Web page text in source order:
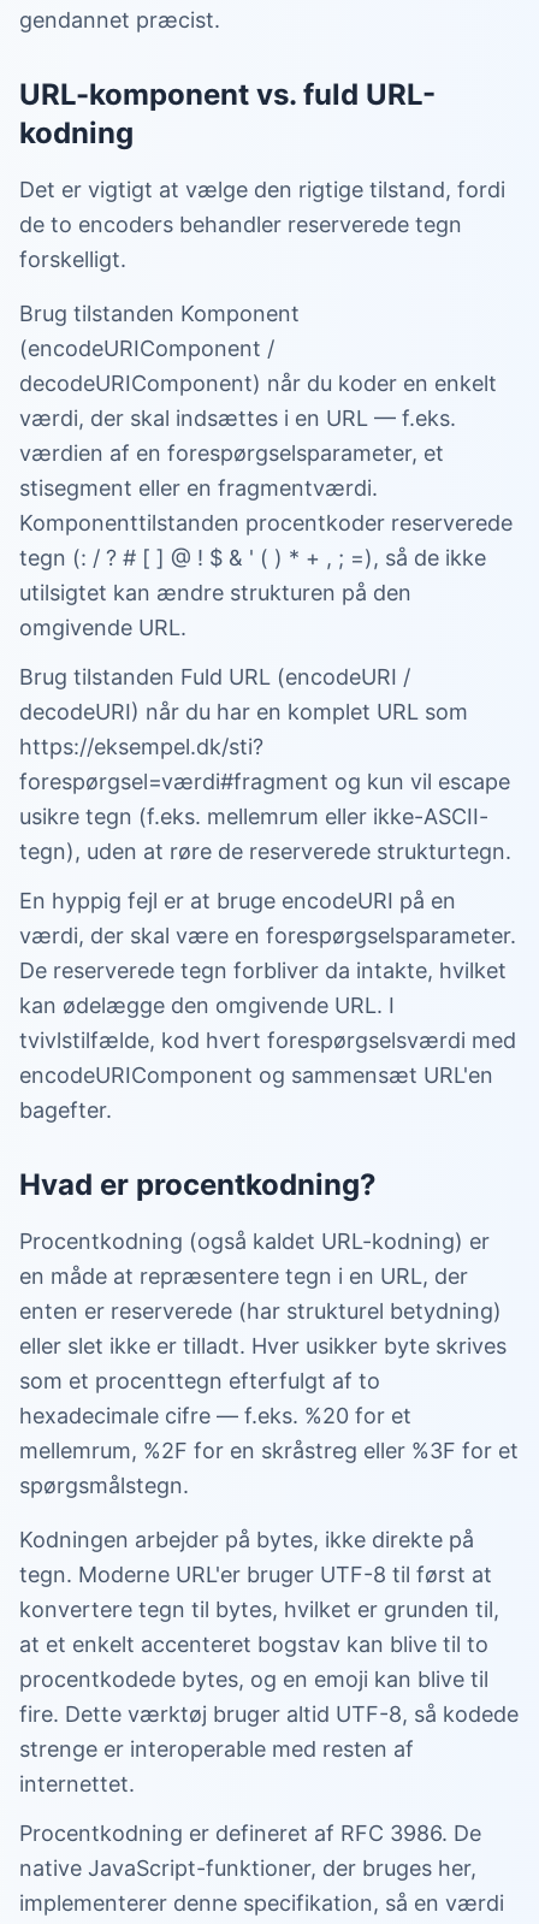
gendannet præcist.
URL-komponent vs. fuld URL-
kodning
Det er vigtigt at vælge den rigtige tilstand, fordi
de to encoders behandler reserverede tegn
forskelligt.
Brug tilstanden Komponent
(encodeURIComponent /
decodeURIComponent) når du koder en enkelt
værdi, der skal indsættes i en URL — f.eks.
værdien af en forespørgselsparameter, et
stisegment eller en fragmentværdi.
Komponenttilstanden procentkoder reserverede
tegn (: / ? # [ ] @ ! $ & ' ( ) * + , ; =), så de ikke
utilsigtet kan ændre strukturen på den
omgivende URL.
Brug tilstanden Fuld URL (encodeURI /
decodeURI) når du har en komplet URL som
https://eksempel.dk/sti?
forespørgsel=værdi#fragment og kun vil escape
usikre tegn (f.eks. mellemrum eller ikke-ASCII-
tegn), uden at røre de reserverede strukturtegn.
En hyppig fejl er at bruge encodeURI på en
værdi, der skal være en forespørgselsparameter.
De reserverede tegn forbliver da intakte, hvilket
kan ødelægge den omgivende URL. I
tvivlstilfælde, kod hvert forespørgselsværdi med
encodeURIComponent og sammensæt URL'en
bagefter.
Hvad er procentkodning?
Procentkodning (også kaldet URL-kodning) er
en måde at repræsentere tegn i en URL, der
enten er reserverede (har strukturel betydning)
eller slet ikke er tilladt. Hver usikker byte skrives
som et procenttegn efterfulgt af to
hexadecimale cifre — f.eks. %20 for et
mellemrum, %2F for en skråstreg eller %3F for et
spørgsmålstegn.
Kodningen arbejder på bytes, ikke direkte på
tegn. Moderne URL'er bruger UTF-8 til først at
konvertere tegn til bytes, hvilket er grunden til,
at et enkelt accenteret bogstav kan blive til to
procentkodede bytes, og en emoji kan blive til
fire. Dette værktøj bruger altid UTF-8, så kodede
strenge er interoperable med resten af
internettet.
Procentkodning er defineret af RFC 3986. De
native JavaScript-funktioner, der bruges her,
implementerer denne specifikation, så en værdi